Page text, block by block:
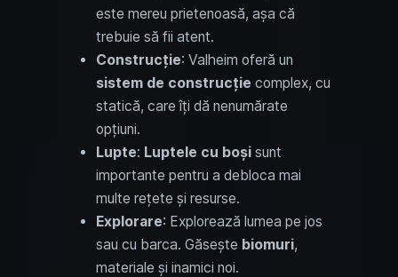
este mereu prietenoasă, așa că
trebuie să fii atent.
Construcție: Valheim oferă un
sistem de construcție complex, cu
statică, care îți dă nenumărate
opțiuni.
Lupte: Luptele cu boși sunt
importante pentru a debloca mai
multe rețete și resurse.
Explorare: Explorează lumea pe jos
sau cu barca. Găsește biomuri,
materiale și inamici noi.